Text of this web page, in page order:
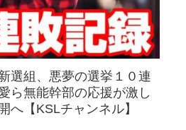
選組、悪夢の選挙１０連
ら無能幹部の応援が激し
へ【KSLチャンネル】